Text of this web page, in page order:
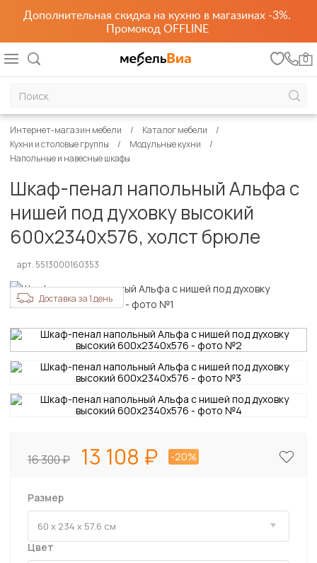
Дополнительная скидка на кухню в магазинах -3%.
Промокод OFFLINE
0
Интернет-магазин мебели
Каталог мебели
Кухни и столовые группы
Модульные кухни
Напольные и навесные шкафы
Шкаф-пенал напольный Альфа с
нишей под духовку высокий
600х2340х576, холст брюле
арт. 5513000160353
Доставка за 1 день
16 300 13 108 -20%
Размер
Цвет